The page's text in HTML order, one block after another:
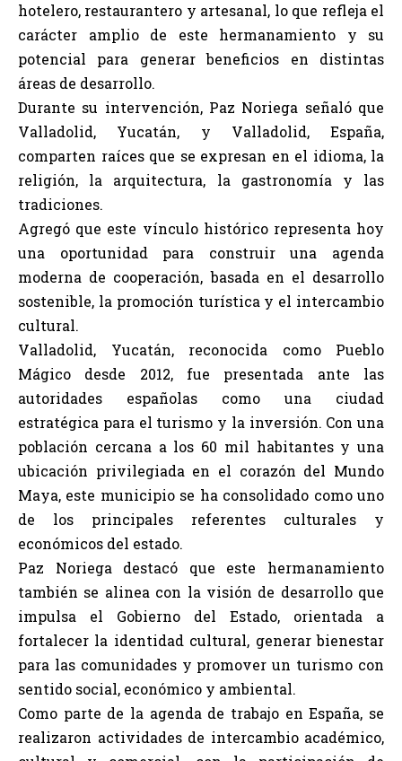
hotelero, restaurantero y artesanal, lo que refleja el
carácter amplio de este hermanamiento y su
potencial para generar beneficios en distintas
áreas de desarrollo.
Durante su intervención, Paz Noriega señaló que
Valladolid, Yucatán, y Valladolid, España,
comparten raíces que se expresan en el idioma, la
religión, la arquitectura, la gastronomía y las
tradiciones.
Agregó que este vínculo histórico representa hoy
una oportunidad para construir una agenda
moderna de cooperación, basada en el desarrollo
sostenible, la promoción turística y el intercambio
cultural.
Valladolid, Yucatán, reconocida como Pueblo
Mágico desde 2012, fue presentada ante las
autoridades españolas como una ciudad
estratégica para el turismo y la inversión. Con una
población cercana a los 60 mil habitantes y una
ubicación privilegiada en el corazón del Mundo
Maya, este municipio se ha consolidado como uno
de los principales referentes culturales y
económicos del estado.
Paz Noriega destacó que este hermanamiento
también se alinea con la visión de desarrollo que
impulsa el Gobierno del Estado, orientada a
fortalecer la identidad cultural, generar bienestar
para las comunidades y promover un turismo con
sentido social, económico y ambiental.
Como parte de la agenda de trabajo en España, se
realizaron actividades de intercambio académico,